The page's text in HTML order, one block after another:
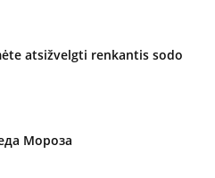
atsižvelgti renkantis sodo
Мороза